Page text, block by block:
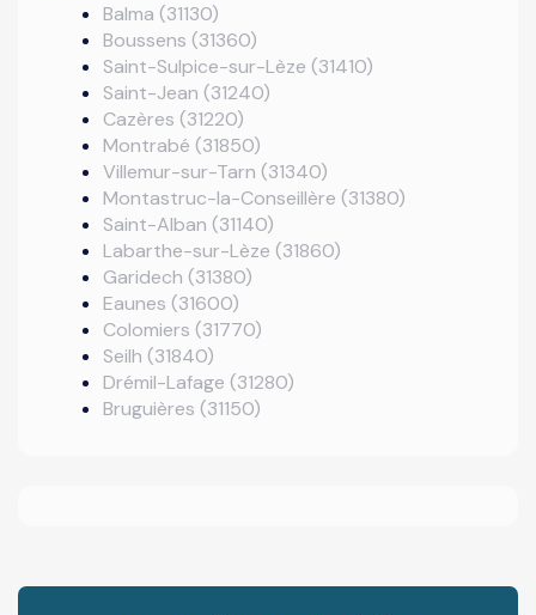
Balma (31130)
Boussens (31360)
Saint-Sulpice-sur-Lèze (31410)
Saint-Jean (31240)
Cazères (31220)
Montrabé (31850)
Villemur-sur-Tarn (31340)
Montastruc-la-Conseillère (31380)
Saint-Alban (31140)
Labarthe-sur-Lèze (31860)
Garidech (31380)
Eaunes (31600)
Colomiers (31770)
Seilh (31840)
Drémil-Lafage (31280)
Bruguières (31150)